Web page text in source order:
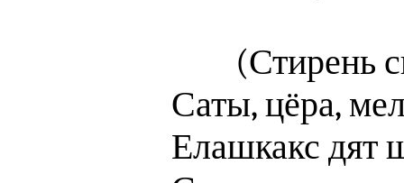
(Стирень
Саты, цёра,
Елашкакс дят